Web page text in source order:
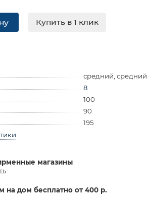
Купить в 1 клик
средний, средний
8
100
90
195
магазины
на дом бесплатно от 400 р.